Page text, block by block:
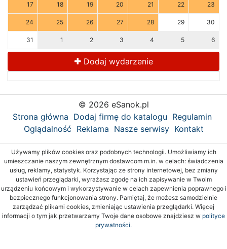
17 18 19 20 21 22 23
24 25 26 27 28 29 30
31 1 2 3 4 5 6
Dodaj wydarzenie
© 2026 eSanok.pl
Strona główna Dodaj firmę do katalogu Regulamin
Oglądalność Reklama Nasze serwisy Kontakt
Używamy plików cookies oraz podobnych technologii. Umożliwiamy ich
umieszczanie naszym zewnętrznym dostawcom m.in. w celach: świadczenia
usług, reklamy, statystyk. Korzystając ze strony internetowej, bez zmiany
ustawień przeglądarki, wyrażasz zgodę na ich zapisywanie w Twoim
urządzeniu końcowym i wykorzystywanie w celach zapewnienia poprawnego i
bezpiecznego funkcjonowania strony. Pamiętaj, że możesz samodzielnie
zarządzać plikami cookies, zmieniając ustawienia przeglądarki. Więcej
informacji o tym jak przetwarzamy Twoje dane osobowe znajdziesz w polityce
prywatności.